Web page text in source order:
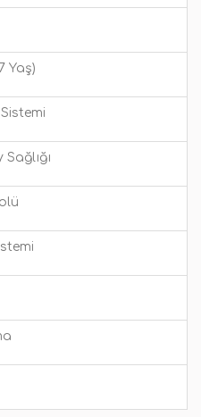
Yaş)
Sistemi
Sağlığı